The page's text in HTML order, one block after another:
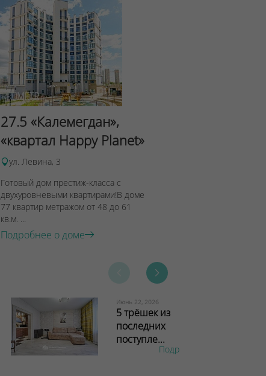
27.5 «Калемегдан»,
«квартал Happy Planet»
ул. Левина, 3
Готовый дом престиж-класса с
двухуровневыми квартирами!В доме
77 квартир метражом от 48 до 61
кв.м. ...
Подробнее о доме
Июнь 22, 2026
5 трёшек из
последних
поступле...
Подробнее